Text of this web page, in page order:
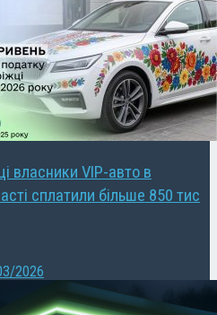
власники VIP-авто в
сплатили більше 850 тис
2026